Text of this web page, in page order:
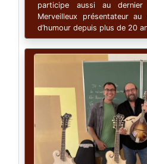
participe aussi au
Merveilleux présentateur
d’humour depuis plus de 20